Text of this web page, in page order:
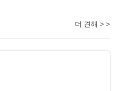
더 견해 > >